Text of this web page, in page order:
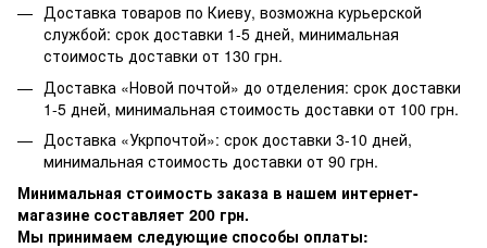
Доставка товаров по Киеву, возможна курьерской
службой: срок доставки 1-5 дней, минимальная
стоимость доставки от 130 грн.
Доставка «Новой почтой» до отделения: срок доставки
1-5 дней, минимальная стоимость доставки от 100 грн.
Доставка «Укрпочтой»: срок доставки 3-10 дней,
минимальная стоимость доставки от 90 грн.
Минимальная стоимость заказа в нашем интернет-
магазине составляет 200 грн.
Мы принимаем следующие способы оплаты: